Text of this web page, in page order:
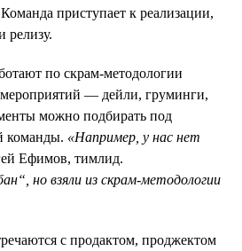
приступает к реализации,
релизу.
по скрам-методологии
— дейли, груминги,
можно подбирать под
команды. «Например, у нас нет
Ефимов, тимлид.
но взяли из скрам-методологии
с продактом, проджектом